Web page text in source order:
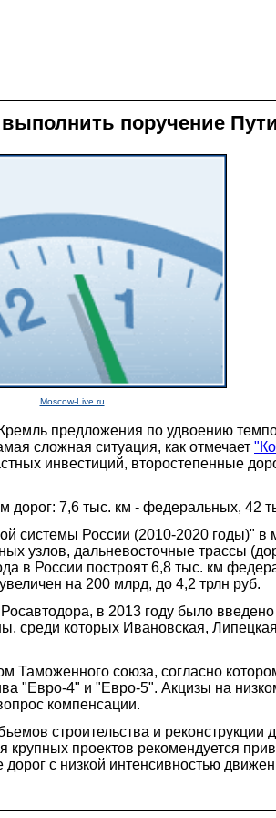
поручение
Moscow-Live.ru
предложения по удвоению
сложная ситуация, как отмечает
инвестиций, второстепенные
дорог: 7,6 тыс. км - федеральных, 42
России (2010-2020 годы)" в
узлов, дальневосточные трассы
в России построят 6,8 тыс. км
на 200 млрд, до 4,2 трлн руб.
в 2013 году было
которых Ивановская,
Таможенного союза, согласно
"Евро-4" и "Евро-5". Акцизы на
компенсации.
строительства и
крупных проектов рекомендуется
с низкой интенсивностью